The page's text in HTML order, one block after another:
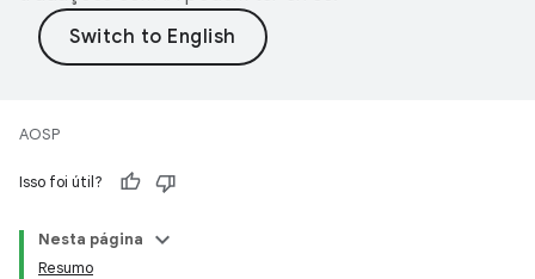
AOSP
Isso foi útil?
Nesta página
Resumo